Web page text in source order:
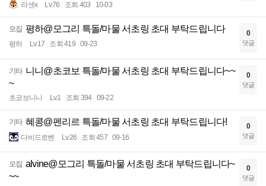
라센x Lv.76 조회 403 10-03
모집 평하@모그리 특돌/마물 서초링 초대 부탁드립니다
평하 Lv.17 조회 419 09-23
0
댓글
기타 니니@초코보 특돌/마물 서초링 초대 부탁드립니다~~
~
초코보니니 Lv.1 조회 394 09-22
0
댓글
기타 혜콩@펜리르 특돌/마물 서초링 초대 부탁드립니다!
다비드로벤 Lv.26 조회 457 09-16
0
댓글
모집 alvine@모그리 특돌/마물 서초링 초대 부탁드립니다~
~~
0
댓글